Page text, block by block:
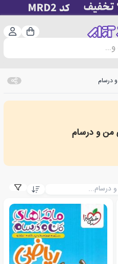
سبد
درسام
من و درسام
و درسام